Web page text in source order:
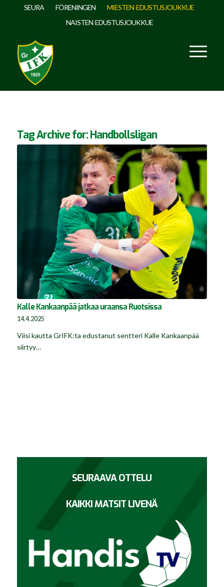
SEURA FÖRENINGEN
MIESTEN EDUSTUSJOUKKUE
NAISTEN EDUSTUSJOUKKUE
Tag Archive for:Handbollsligan
Kalle Kankaanpää jatkaa uraansa Ruotsissa
14.4.2025
Viisi kautta GrIFK:ta edustanut sentteri Kalle Kankaanpää
siirtyy…
SEURAAVA OTTELU
KAIKKI MATSIT LIVENÄ